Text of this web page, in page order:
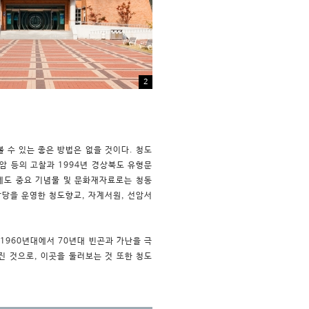
2
수 있는 좋은 방법은 없을 것이다. 청도
등의 고찰과 1994년 경상북도 유형문
중요 기념물 및 문화재자료로는 청동
을 운영한 청도향교, 자계서원, 선암서
년대에서 70년대 빈곤과 가난을 극
것으로, 이곳을 둘러보는 것 또한 청도